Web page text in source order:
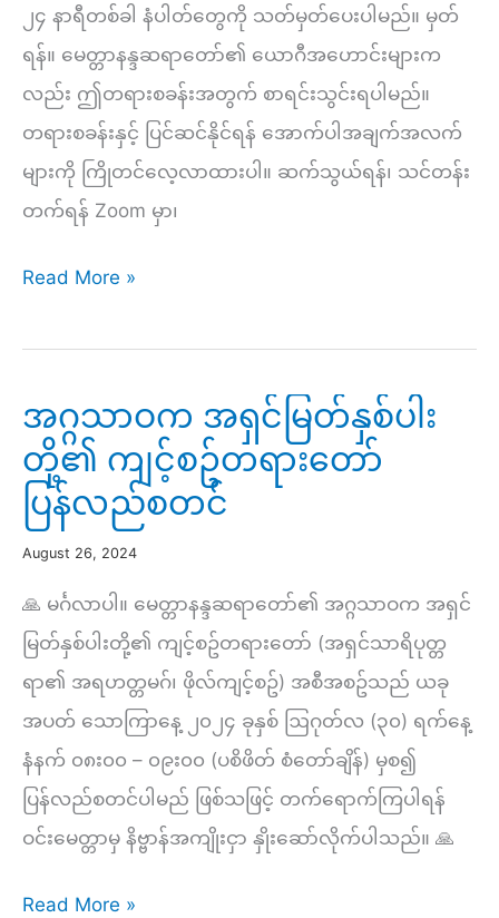
၂၄ နာရီတစ်ခါ နံပါတ်တွေကို သတ်မှတ်ပေးပါမည်။ မှတ်
ရန်။ မေတ္တာနန္ဒဆရာတော်၏ ယောဂီအဟောင်းများက
လည်း ဤတရားစခန်းအတွက် စာရင်းသွင်းရပါမည်။
တရားစခန်းနှင့် ပြင်ဆင်နိုင်ရန် အောက်ပါအချက်အလက်
များကို ကြိုတင်လေ့လာထားပါ။ ဆက်သွယ်ရန်၊ သင်တန်း
တက်ရန် Zoom မှာ၊
ဧကာဒသမ
မြောက်
ရက်
တရား
စခန်း
ဖိတ်စာ
Read More »
အဂ္ဂသာဝက အရှင်မြတ်နှစ်ပါး
တို့၏ ကျင့်စဥ်တရားတော်
ပြန်လည်စတင်
August 26, 2024
🙏 မင်္ဂလာပါ။ မေတ္တာနန္ဒဆရာတော်၏ အဂ္ဂသာဝက အရှင်
မြတ်နှစ်ပါးတို့၏ ကျင့်စဥ်တရားတော် (အရှင်သာရိပုတ္တ
ရာ၏ အရဟတ္တမဂ်၊ ဖိုလ်ကျင့်စဥ်) အစီအစဥ်သည် ယခု
အပတ် သောကြာနေ့ ၂၀၂၄ ခုနှစ် ဩဂုတ်လ (၃၀) ရက်နေ့
နံနက် ၀၈း၀၀ – ၀၉း၀၀ (ပစိဖိတ် စံတော်ချိန်) မှစ၍
ပြန်လည်စတင်ပါမည် ဖြစ်သဖြင့် တက်ရောက်ကြပါရန်
ဝင်းမေတ္တာမှ နိဗ္ဗာန်အကျိုးငှာ နှိုးဆော်လိုက်ပါသည်။ 🙏
အဂ္ဂသာဝက
Read More »